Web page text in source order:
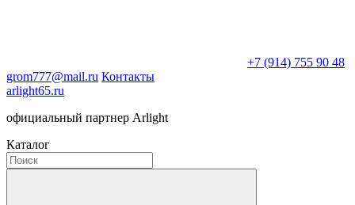
+7 (914) 755 90 48
grom777@mail.ru Контакты
arlight65.ru
официальный партнер Arlight
Каталог